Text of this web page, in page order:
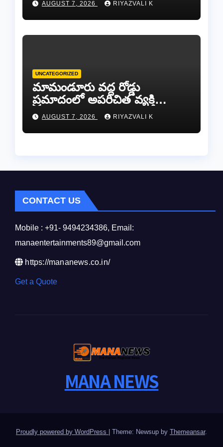
సాయం!
AUGUST 7, 2026 RIYAZVALI K
UNCATEGORIZED
​మామండూరు వద్ద రోడ్డు
ప్రమాదంలో అపరిచిత వ్యక్తి
మృతి…సమాచారం తెలిస్తే
రేణిగుంట పోలీసులను
సంప్రదించండి.
AUGUST 7, 2026 RIYAZVALI K
CONTACT US
Mobile : +91- 9494234386, Email:
manaentertainments89@gmail.com
https://mananews.co.in/
Get a Quote
MANA NEWS
Proudly powered by WordPress Theme: Newsup by Themeansar.